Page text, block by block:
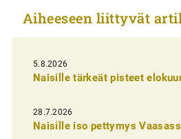
k
e
l
i
e
n
Aiheeseen liittyvät
5.8.2026
Naisille tärkeät pisteet
28.7.2026
Naisille iso pettymys